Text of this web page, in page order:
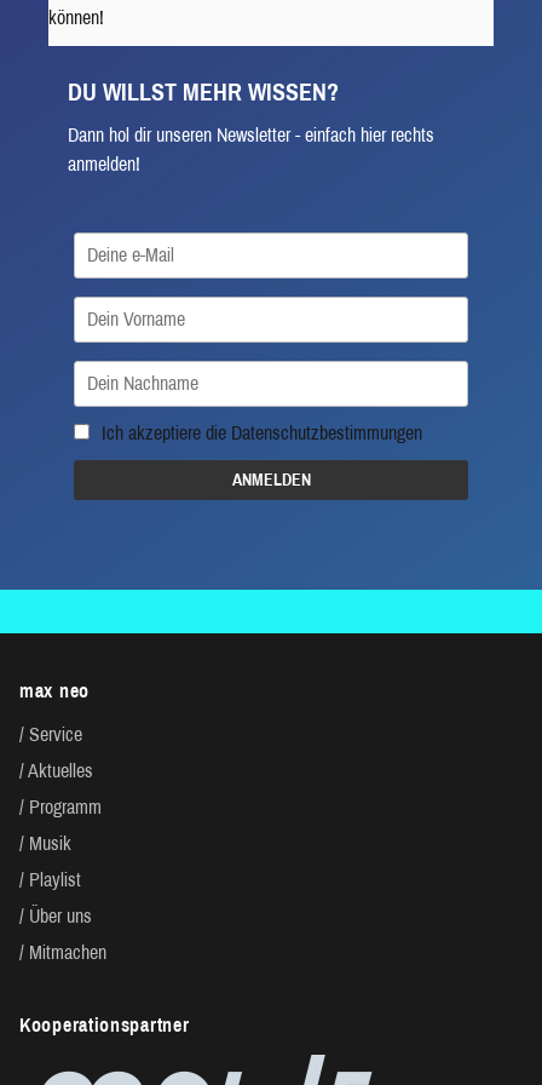
können!
DU WILLST MEHR WISSEN?
Dann hol dir unseren Newsletter - einfach hier rechts
anmelden!
Ich akzeptiere die Datenschutzbestimmungen
max neo
Service
Aktuelles
Programm
Musik
Playlist
Über uns
Mitmachen
Kooperationspartner